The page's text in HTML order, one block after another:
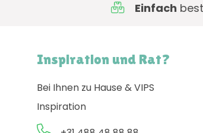
Einfach
Inspiration und Rat?
Bei Ihnen zu Hause & VIPS
Inspiration